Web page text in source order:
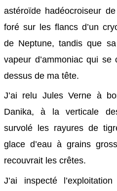
astéroïde hadéocroiseur
foré sur les flancs d’un
de Neptune, tandis que
vapeur d’ammoniac qui se
dessus de ma tête.
J’ai relu Jules Verne à
Danika, à la verticale
survolé les rayures de
glace d’eau à grains
recouvrait les crêtes.
J’ai inspecté